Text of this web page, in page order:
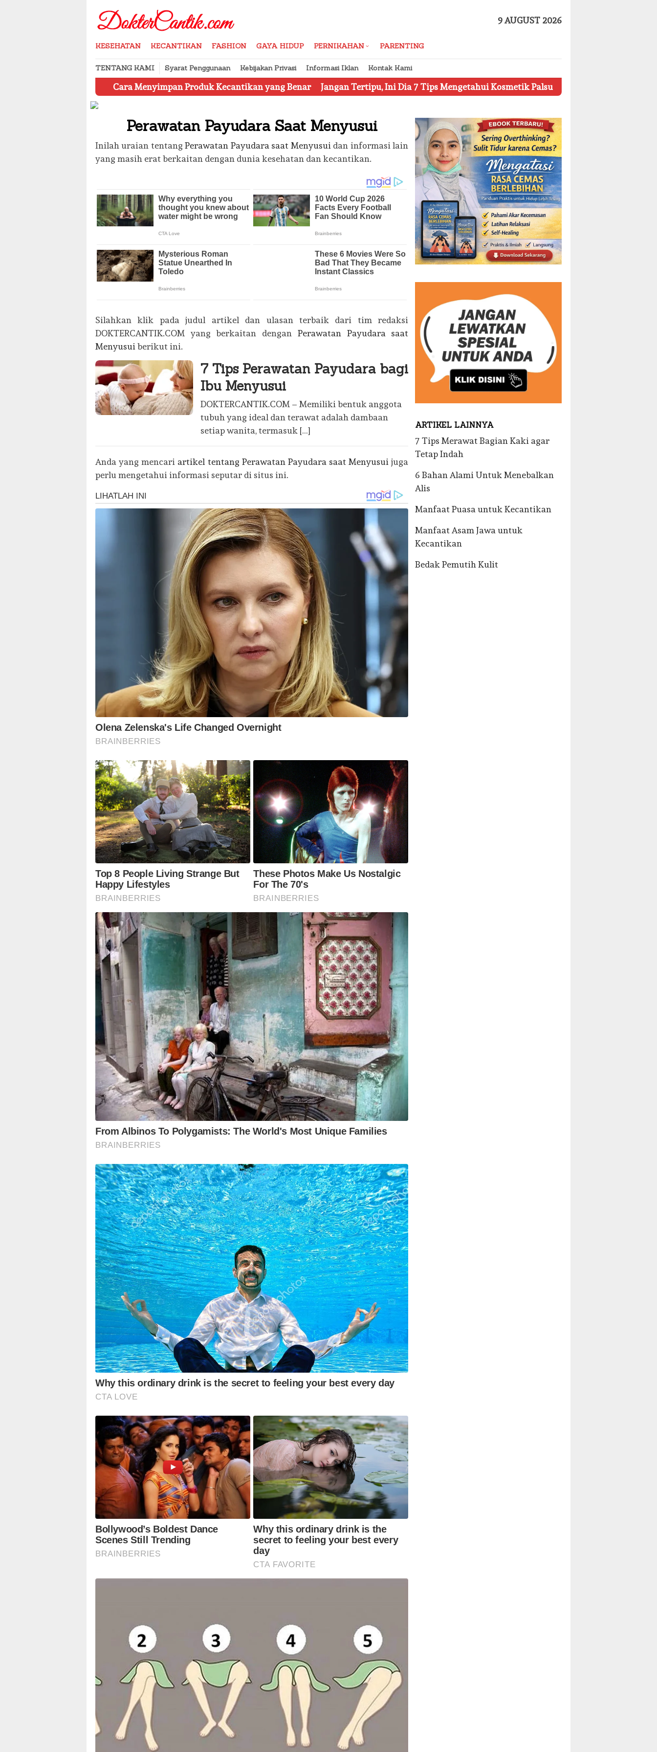
content
9 AUGUST 2026
KESEHATAN KECANTIKAN FASHION GAYA HIDUP PERNIKAHAN PARENTING
TENTANG KAMI Syarat Penggunaan Kebijakan Privasi Informasi Iklan Kontak Kami
Cara Menyimpan Produk Kecantikan yang Benar Jangan Tertipu, Ini Dia 7 Tips Mengetahui Kosmetik Palsu Ketahui 8 Simbol Penting pada
Perawatan Payudara Saat Menyusui
Inilah uraian tentangPerawatan Payudara saat Menyusui dan informasi lain
yang masih erat berkaitan dengan dunia kesehatan dan kecantikan.
Silahkan klik pada judul artikel dan ulasan terbaik dari tim redaksi
DOKTERCANTIK.COM yang berkaitan dengan Perawatan Payudara saat
Menyusui berikut ini.
7 Tips Perawatan Payudara bagi
Ibu Menyusui
DOKTERCANTIK.COM – Memiliki bentuk anggota
tubuh yang ideal dan terawat adalah dambaan
setiap wanita, termasuk […]
Anda yang mencari artikel tentang Perawatan Payudara saat Menyusui juga
perlu mengetahui informasi seputar di situs ini.
ARTIKEL LAINNYA
7 Tips Merawat Bagian Kaki agar
Tetap Indah
6 Bahan Alami Untuk Menebalkan
Alis
Manfaat Puasa untuk Kecantikan
Manfaat Asam Jawa untuk
Kecantikan
Bedak Pemutih Kulit